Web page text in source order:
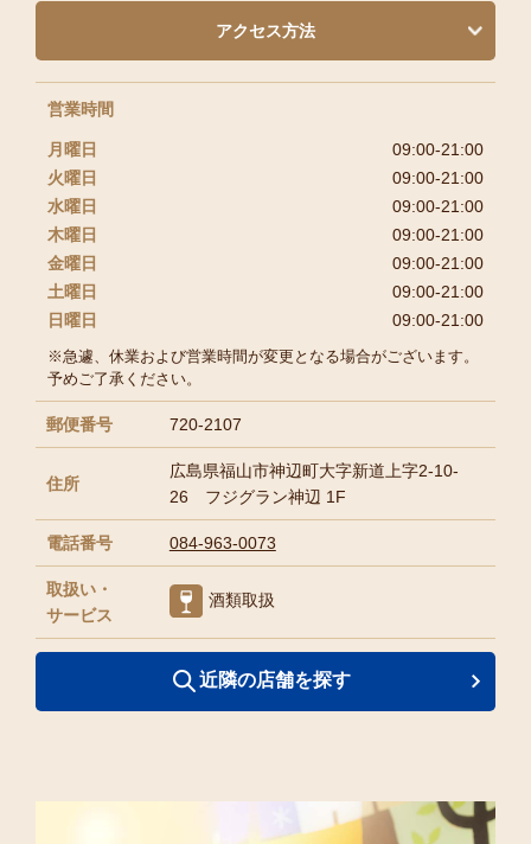
営業時間
月曜日
09:00-21:00
火曜日
09:00-21:00
水曜日
09:00-21:00
木曜日
09:00-21:00
金曜日
09:00-21:00
土曜日
09:00-21:00
日曜日
09:00-21:00
※急遽、休業および営業時間が変更となる場合がございます。
予めご了承ください。
郵便番号 720-2107
住所
広島県福山市神辺町大字新道上字2-10-
26 フジグラン神辺 1F
電話番号 084-963-0073
取扱い・
サービス
酒類取扱
アクセス方法